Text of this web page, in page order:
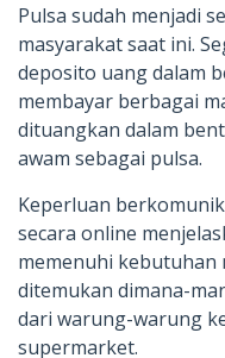
Pulsa sudah menjadi
masyarakat saat ini.
deposito uang dalam
membayar berbagai
dituangkan dalam
awam sebagai pulsa.
Keperluan
secara online
memenuhi kebutuhan
ditemukan dimana-
dari warung-warung
supermarket.